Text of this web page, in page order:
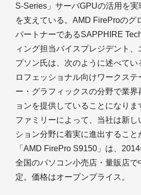
S-Series」サーバGPUの活用を実
を支えている。AMD FireProのグ
パートナーであるSAPPHIRE
ィング担当バイスプレジデント
プソン氏は、次のように述べて
ロフェッショナル向けワークス
ー・グラフィックスの分野で業界
ョンを提供していることになり
ファミリーによって、当社は新し
ション分野に着実に進出すること
「AMD FirePro S9150」は、
全国のパソコン小売店・量販店で
定。価格はオープンプライス。